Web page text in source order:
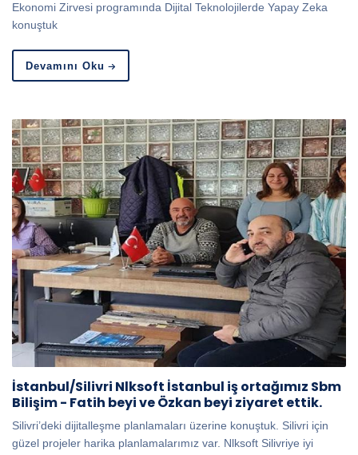
Ekonomi Zirvesi programında Dijital Teknolojilerde Yapay Zeka
konuştuk
Devamını Oku
İstanbul/Silivri Nlksoft İstanbul iş ortağımız Sbm
Bilişim - Fatih beyi ve Özkan beyi ziyaret ettik.
Silivri’deki dijitalleşme planlamaları üzerine konuştuk. Silivri için
güzel projeler harika planlamalarımız var. Nlksoft Silivriye iyi